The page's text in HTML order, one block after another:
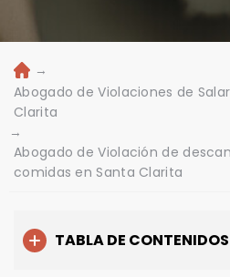
Ini
ci
o
→
Abogado de Violaciones de
Clarita
→
Abogado de Violación de
comidas en Santa Clarita
TABLA DE CONTENIDOS